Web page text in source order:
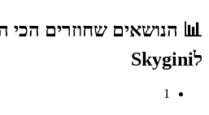
📊 הנושאים שחוזרים הכי
לSkygini
1